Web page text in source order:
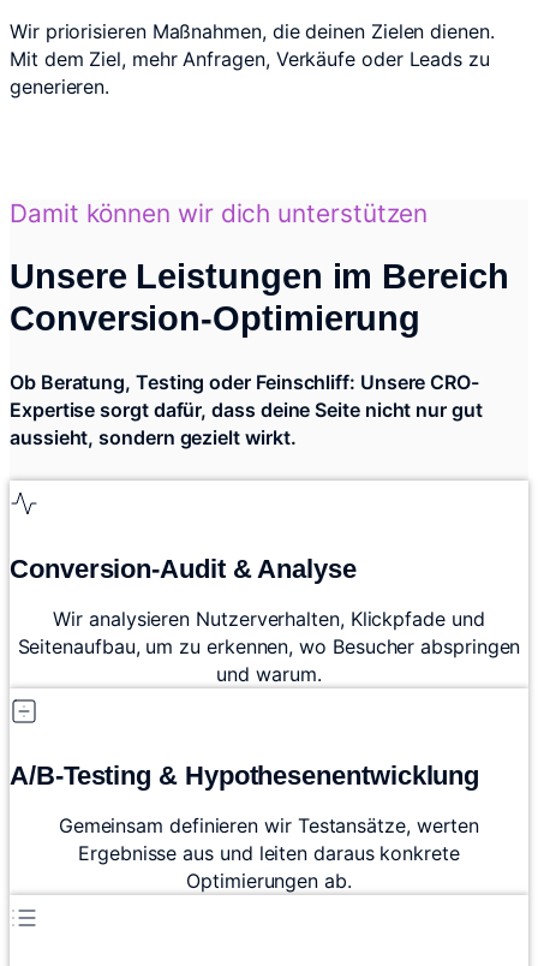
Wir priorisieren Maßnahmen, die deinen Zielen dienen.
Mit dem Ziel, mehr Anfragen, Verkäufe oder Leads zu
generieren.
Damit können wir dich unterstützen
Unsere Leistungen im Bereich
Conversion-Optimierung
Ob Beratung, Testing oder Feinschliff: Unsere CRO-
Expertise sorgt dafür, dass deine Seite nicht nur gut
aussieht, sondern gezielt wirkt.
Conversion-Audit & Analyse
Wir analysieren Nutzerverhalten, Klickpfade und
Seitenaufbau, um zu erkennen, wo Besucher abspringen
und warum.
A/B-Testing & Hypothesenentwicklung
Gemeinsam definieren wir Testansätze, werten
Ergebnisse aus und leiten daraus konkrete
Optimierungen ab.